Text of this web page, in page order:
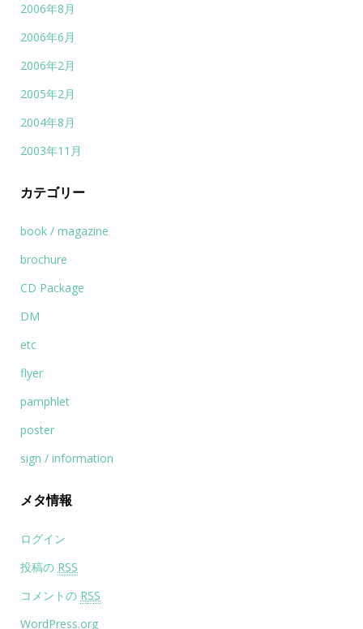
2006年8月
2006年6月
2006年2月
2005年2月
2004年8月
2003年11月
カテゴリー
book / magazine
brochure
CD Package
DM
etc
flyer
pamphlet
poster
sign / information
メタ情報
ログイン
投稿の RSS
コメントの RSS
WordPress.org